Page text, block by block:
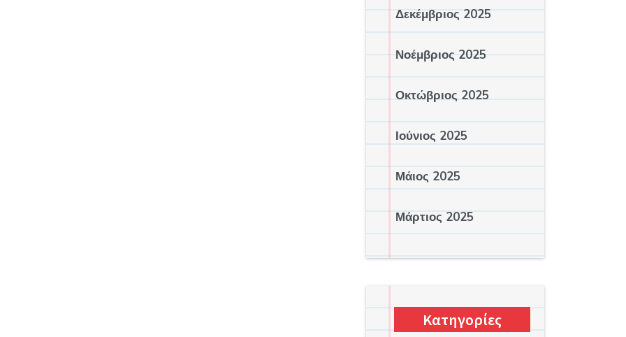
Δεκέμβριος 2025
Νοέμβριος 2025
Οκτώβριος 2025
Ιούνιος 2025
Μάιος 2025
Μάρτιος 2025
Κατηγορίες